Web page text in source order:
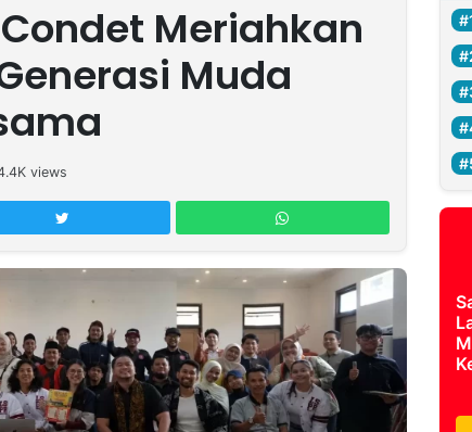
Meriahkan
Muda
views